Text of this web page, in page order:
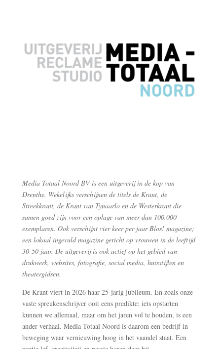
Media Totaal Noord BV is een uitgeverij in de kop van
Drenthe. Wekelijks verschijnen de titels de Krant, de
Streekkrant, de Krant van Tynaarlo en de Westerkrant die
samen goed zijn voor een oplage van meer dan 100.000
exemplaren. Ook verschijnt vier keer per jaar Blos! magazine;
een lokaal ingevuld magazine gericht op vrouwen in de leeftijd
30-50 jaar. De uitgeverij is ook actief op het gebied van
drukwerk, websites, fotografie, social media, huisstijlen en
theatergidsen.
De Krant viert in 2026 haar 25-jarig jubileum. En zoals onze
vaste spreukenschrijver ooit eens predikte: iets opstarten
kunnen we allemaal, maar om het jaren vol te houden, is een
ander verhaal. Media Totaal Noord is daarom een bedrijf in
beweging waar vernieuwing hoog in het vaandel staat. Een